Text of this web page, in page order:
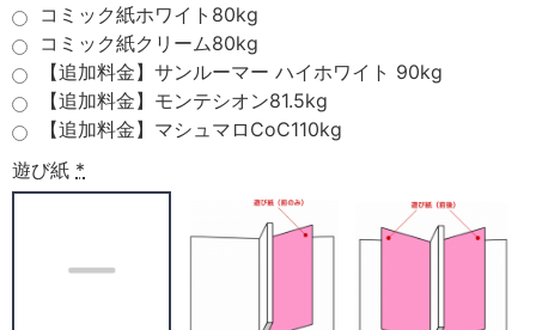
コミック紙ホワイト80kg
コミック紙クリーム80kg
【追加料金】サンルーマー ハイホワイト 90kg
【追加料金】モンテシオン81.5kg
【追加料金】マシュマロCoC110kg
遊び紙 *